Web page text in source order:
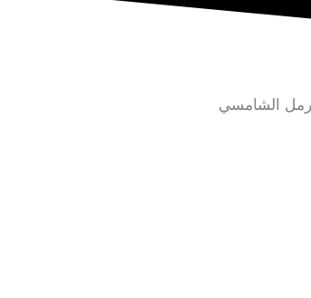
الشامسي